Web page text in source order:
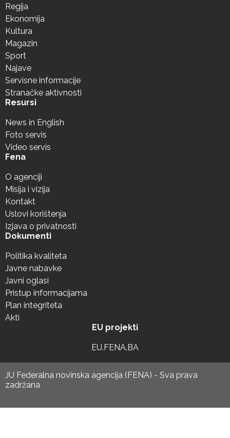
Regija
Ekonomija
Kultura
Magazin
Sport
Najave
Servisne informacije
Stranačke aktivnosti
Resursi
News in English
Foto servis
Video servis
Fena
O agenciji
Misija i vizija
Kontakt
Uslovi korištenja
Izjava o privatnosti
Dokumenti
Politika kvaliteta
Javne nabavke
Javni oglasi
Pristup informacijama
Plan integriteta
Akti
EU projekti
EU.FENA.BA
JU Federalna novinska agencija (FENA) - Sva prava
zadržana